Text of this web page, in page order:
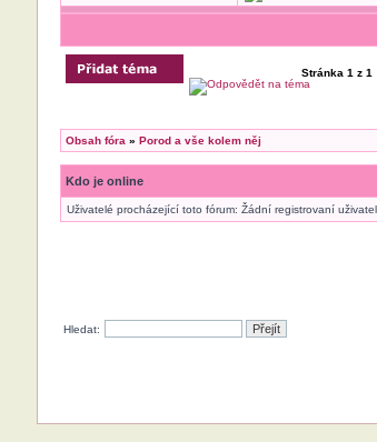
Stránka 1 z 1
Obsah fóra » Porod a vše kolem něj
Kdo je online
Uživatelé procházející toto fórum: Žádní registrovaní
Hledat: